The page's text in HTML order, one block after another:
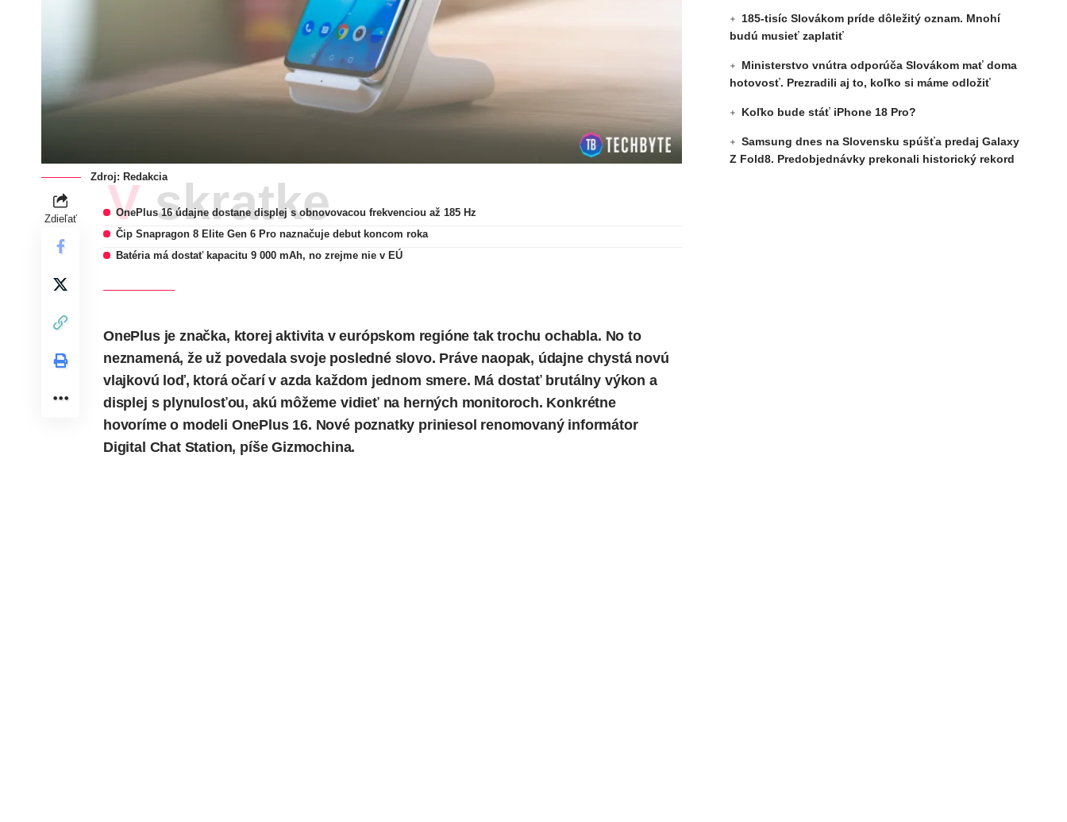
Zdroj: Redakcia
Zdieľať V skratke
OnePlus 16 údajne dostane displej s obnovovacou frekvenciou až 185 Hz
Čip Snapragon 8 Elite Gen 6 Pro naznačuje debut koncom roka
Batéria má dostať kapacitu 9 000 mAh, no zrejme nie v EÚ
OnePlus je značka, ktorej aktivita v európskom regiónetak trochu ochabla. No to
neznamená, že už povedala svoje posledné slovo. Práve naopak, údajne chystá novú
vlajkovú loď, ktorá očarí v azda každom jednom smere. Má dostať brutálny výkon a
displej s plynulosťou, akú môžeme vidieť na herných monitoroch. Konkrétne
hovoríme o modeli OnePlus 16. Nové poznatky priniesol renomovaný informátor
Digital Chat Station, píšeGizmochina.
185-tisíc Slovákom príde dôležitý oznam. Mnohí
budú musieť zaplatiť
Ministerstvo vnútra odporúča Slovákom mať doma
hotovosť. Prezradili aj to, koľko si máme odložiť
Koľko bude stáť iPhone 18 Pro?
Samsung dnes na Slovensku spúšťa predaj Galaxy
Z Fold8. Predobjednávky prekonali historický rekord